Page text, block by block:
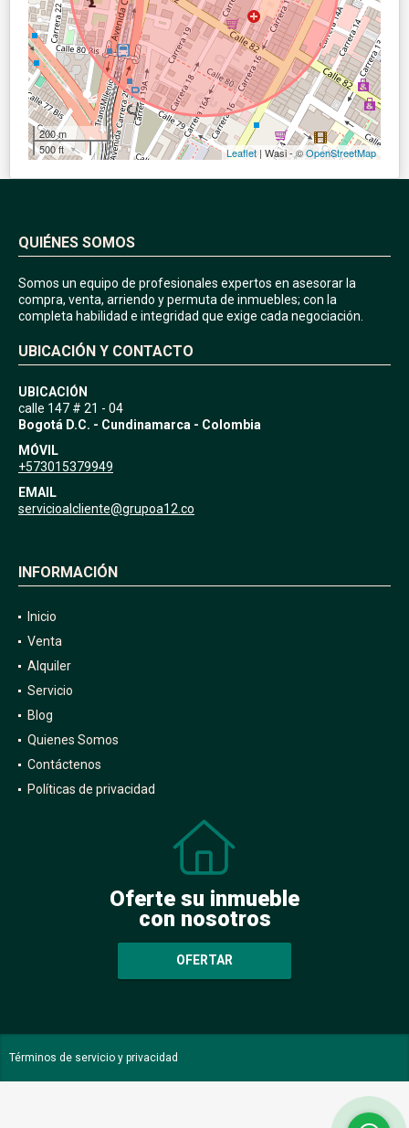
200 m
500 ft
Leaflet | Wasi - ©OpenStreetMap
QUIÉNES SOMOS
Somos un equipo de profesionales expertos en asesorar la
compra, venta, arriendo y permuta de inmuebles; con la
completa habilidad e integridad que exige cada negociación.
UBICACIÓN Y CONTACTO
UBICACIÓN
calle 147 # 21 - 04
Bogotá D.C. - Cundinamarca - Colombia
MÓVIL
+573015379949
EMAIL
servicioalcliente@grupoa12.co
INFORMACIÓN
Inicio
Venta
Alquiler
Servicio
Blog
Quienes Somos
Contáctenos
Políticas de privacidad
Oferte su inmueble
con nosotros
OFERTAR
Términos de servicio y privacidad